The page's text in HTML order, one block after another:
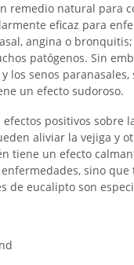
remedio natural para
eficaz para
angina o
patógenos. Sin
los senos
un efecto sudoroso.
positivos sobre
aliviar la vejiga y
tiene un efecto
sino
de eucalipto son